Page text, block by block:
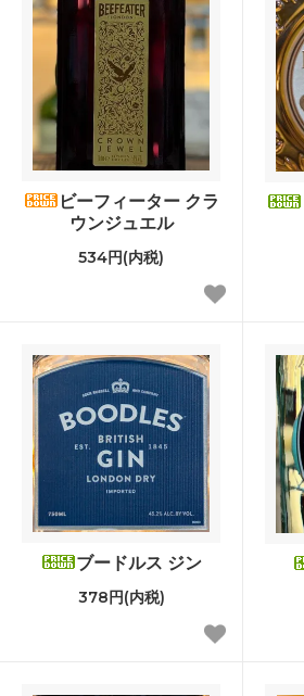
ビーフィーター クラ
ウンジュエル
534円(内税)
ブードルス ジン
378円(内税)